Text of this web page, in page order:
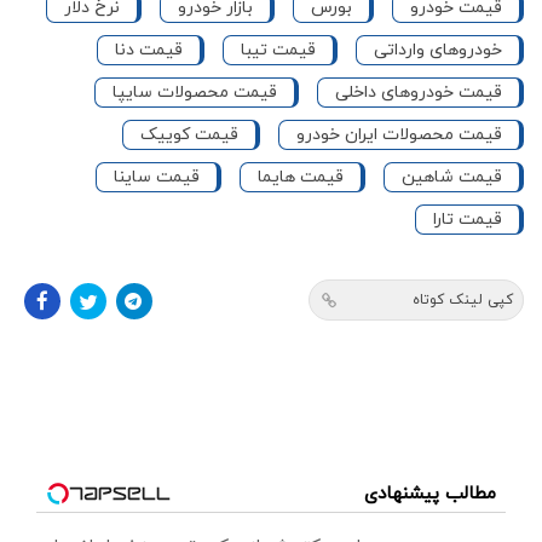
قیمت خودرو بورس بازار خودرو
نرخ دلار
خودروهای وارداتی
قیمت تیبا
قیمت دنا
قیمت خودروهای داخلی
قیمت محصولات سایپا
قیمت محصولات ایران خودرو
قیمت کوییک
قیمت شاهین
قیمت هایما
قیمت ساینا
قیمت تارا
کپی لینک کوتاه
مطالب پیشنهادی